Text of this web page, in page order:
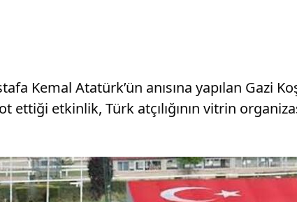
Kemal Atatürk’ün anısına yapılan Gazi
ettiği etkinlik, Türk atçılığının vitrin